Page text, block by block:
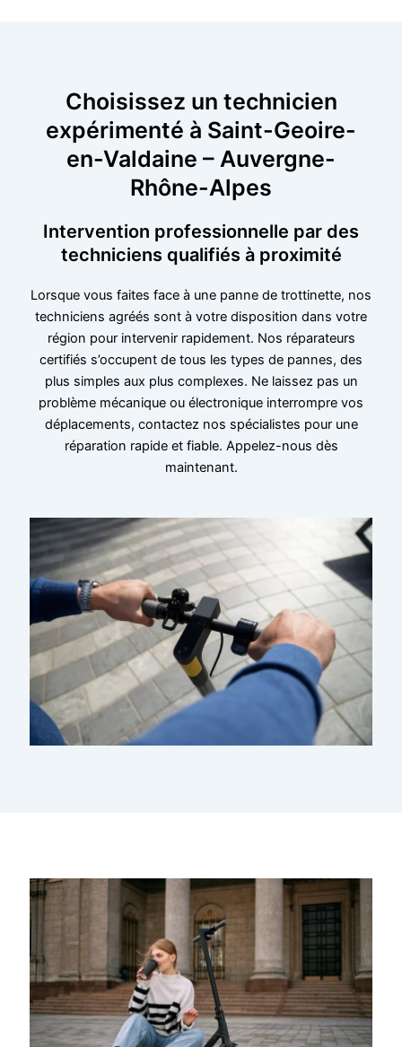
Choisissez un technicien
expérimenté à Saint-Geoire-
en-Valdaine – Auvergne-
Rhône-Alpes
Intervention professionnelle par des
techniciens qualifiés à proximité
Lorsque vous faites face à une panne de trottinette, nos
techniciens agréés sont à votre disposition dans votre
région pour intervenir rapidement. Nos réparateurs
certifiés s’occupent de tous les types de pannes, des
plus simples aux plus complexes. Ne laissez pas un
problème mécanique ou électronique interrompre vos
déplacements, contactez nos spécialistes pour une
réparation rapide et fiable. Appelez-nous dès
maintenant.